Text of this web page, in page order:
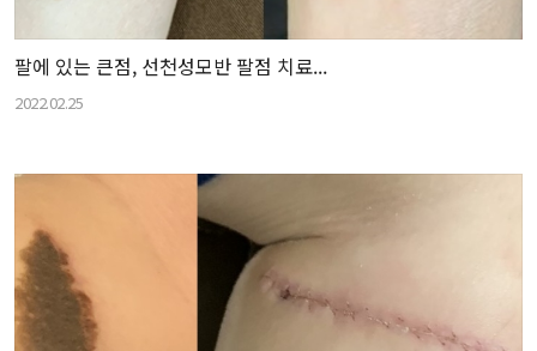
팔에 있는 큰점, 선천성모반 팔점 치료...
2022.02.25